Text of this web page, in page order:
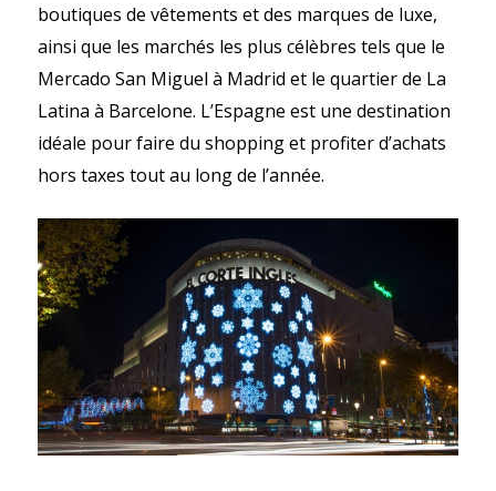
boutiques de vêtements et des marques de luxe,
ainsi que les marchés les plus célèbres tels que le
Mercado San Miguel à Madrid et le quartier de La
Latina à Barcelone. L’Espagne est une destination
idéale pour faire du shopping et profiter d’achats
hors taxes tout au long de l’année.